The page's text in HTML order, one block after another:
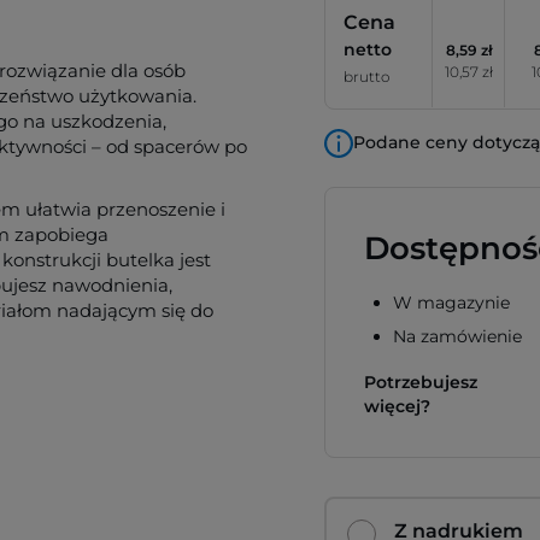
dla osób
użytkowania.
na uszkodzenia,
– od spacerów po
ułatwia przenoszenie i
zapobiega
butelka jest
nawodnienia,
nadającym się do
Cena
netto
brutto
8,59 zł
10,57 zł
Podane ceny
W magazynie
Na zamówienie
Potrzebujesz
więcej?
Z nadrukiem